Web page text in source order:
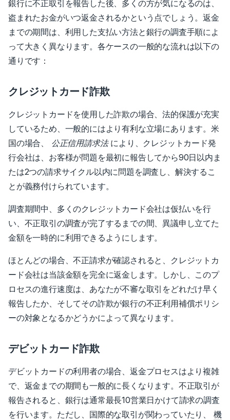
銀行に不正取引を報告した後、多くの方が気になるのは、
盗まれたお金がいつ返金されるかという点でしょう。返金
までの期間は、利用した支払い方法と銀行の調査手順によ
って大きく異なります。各ケースの一般的な流れは以下の
通りです：
クレジットカード詐欺
クレジットカードを使用した詐欺の場合、法的保護が充実
しているため、一般的にはより有利な立場にあります。 米
国の場合、 公正信用請求法 により、クレジットカード発
行会社は、お客様が問題を最初に報告してから90日以内ま
たは2つの請求サイクル以内に問題を調査し、解決するこ
とが義務付けられています。
調査期間中、多くのクレジットカード会社は仮払いを行
い、不正取引の調査が完了するまでの間、異議申し立てた
金額を一時的に利用できるようにします。
ほとんどの場合、不正請求が確認されると、クレジットカ
ード会社は当該金額を完全に返金します。しかし、このプ
ロセスの進行速度は、あなたが不審な取引をどれだけ早く
報告したか、そしてその詐欺が銀行の不正利用補償ポリシ
ーの対象となるかどうかによって異なります。
デビットカード詐欺
デビットカードの利用者の場合、返金プロセスはより複雑
で、返金までの期間も一般的に長くなります。不正取引が
報告されると、銀行は通常最長10営業日かけて請求の調査
を行います。 ただし、国際的な取引が関わっていたり、 機